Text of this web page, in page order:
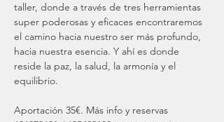
taller, donde a través de tres herramientas
super poderosas y eficaces encontraremos
el camino hacia nuestro ser más profundo,
hacia nuestra esencia. Y ahí es donde
reside la paz, la salud, la armonía y el
equilibrio.
Aportación 35€. Más info y reservas